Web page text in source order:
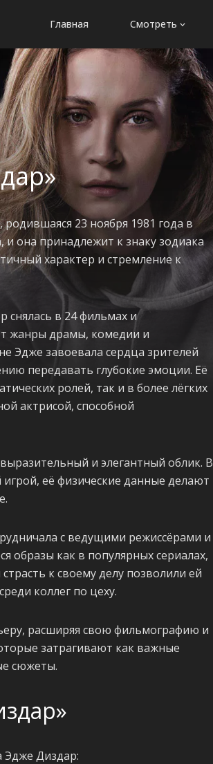
Главная Смотреть
23 ноября 1981 года в
и она принадлежит к знаку зодиака
характер и стремление к
снялась в 24 фильмах и
жанры драмы, комедии и
Эдже завоевала сердца зрителей
передавать глубокие эмоции. Её
ролей, так и в более лёгких
актрисой, способной
и элегантный облик. В
её физические данные делают
с ведущими режиссёрами и
образы как в популярных сериалах,
к своему делу позволили ей
коллег по цеху.
расширяя свою фильмографию и
затрагивают как важные
сюжеты.
Эдже Диздар: